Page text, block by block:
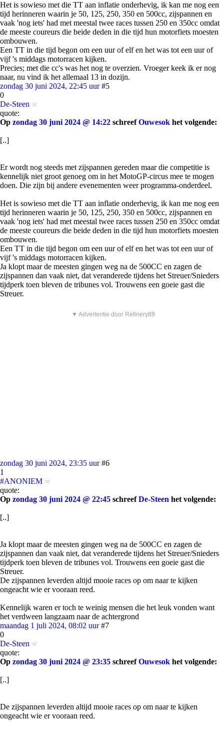
Het is sowieso met die TT aan inflatie onderhevig, ik kan me nog een
tijd herinneren waarin je 50, 125, 250, 350 en 500cc, zijspannen en
vaak 'nog iets' had met meestal twee races tussen 250 en 350cc omdat
de meeste coureurs die beide deden in die tijd hun motorfiets moesten
ombouwen.
Een TT in die tijd begon om een uur of elf en het was tot een uur of
vijf 's middags motorracen kijken.
Precies; met die cc's was het nog te overzien. Vroeger keek ik er nog
naar, nu vind ik het allemaal 13 in dozijn.
zondag 30 juni 2024, 22:45 uur #5
0
De-Steen
quote:
Op zondag 30 juni 2024 @ 14:22 schreefOuwesok het volgende:
[..]
Er wordt nog steeds met zijspannen gereden maar die competitie is
kennelijk niet groot genoeg om in het MotoGP-circus mee te mogen
doen. Die zijn bij andere evenementen weer programma-onderdeel.
Het is sowieso met die TT aan inflatie onderhevig, ik kan me nog een
tijd herinneren waarin je 50, 125, 250, 350 en 500cc, zijspannen en
vaak 'nog iets' had met meestal twee races tussen 250 en 350cc omdat
de meeste coureurs die beide deden in die tijd hun motorfiets moesten
ombouwen.
Een TT in die tijd begon om een uur of elf en het was tot een uur of
vijf 's middags motorracen kijken.
Ja klopt maar de meesten gingen weg na de 500CC en zagen de
zijspannen dan vaak niet, dat veranderede tijdens het Streuer/Snieders
tijdperk toen bleven de tribunes vol. Trouwens een goeie gast die
Streuer.
▼ Advertentie door Refinery89
zondag 30 juni 2024, 23:35 uur #6
1
#ANONIEM
quote:
Op zondag 30 juni 2024 @ 22:45 schreefDe-Steen het volgende:
[..]
Ja klopt maar de meesten gingen weg na de 500CC en zagen de
zijspannen dan vaak niet, dat veranderede tijdens het Streuer/Snieders
tijdperk toen bleven de tribunes vol. Trouwens een goeie gast die
Streuer.
De zijspannen leverden altijd mooie races op om naar te kijken
ongeacht wie er vooraan reed.
Kennelijk waren er toch te weinig mensen die het leuk vonden want
het verdween langzaam naar de achtergrond
maandag 1 juli 2024, 08:02 uur #7
0
De-Steen
quote:
Op zondag 30 juni 2024 @ 23:35 schreefOuwesok het volgende:
[..]
De zijspannen leverden altijd mooie races op om naar te kijken
ongeacht wie er vooraan reed.